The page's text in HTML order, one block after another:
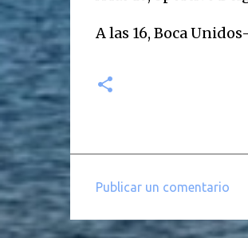
A las 16, Boca
o
Publicar un comentario